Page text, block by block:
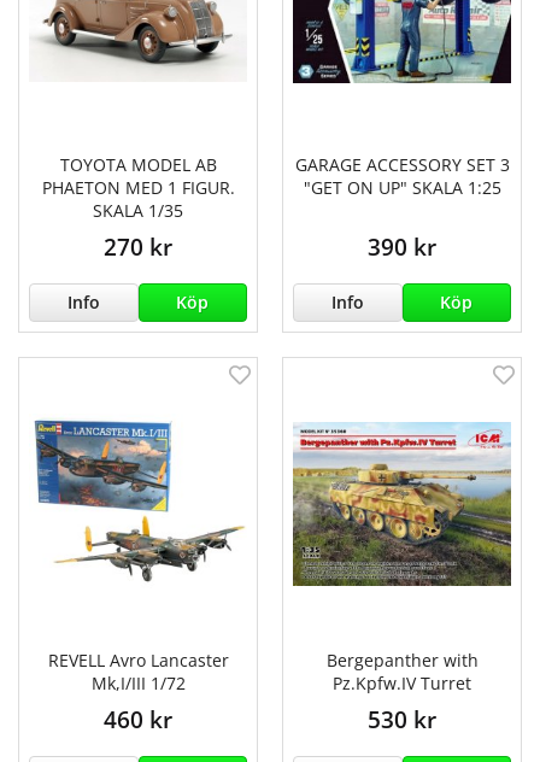
TOYOTA MODEL AB
PHAETON MED 1 FIGUR.
SKALA 1/35
270 kr
Info Köp
GARAGE ACCESSORY SET 3
"GET ON UP" SKALA 1:25
390 kr
Info Köp
REVELL Avro Lancaster
Mk,I/III 1/72
460 kr
Bergepanther with
Pz.Kpfw.IV Turret
530 kr